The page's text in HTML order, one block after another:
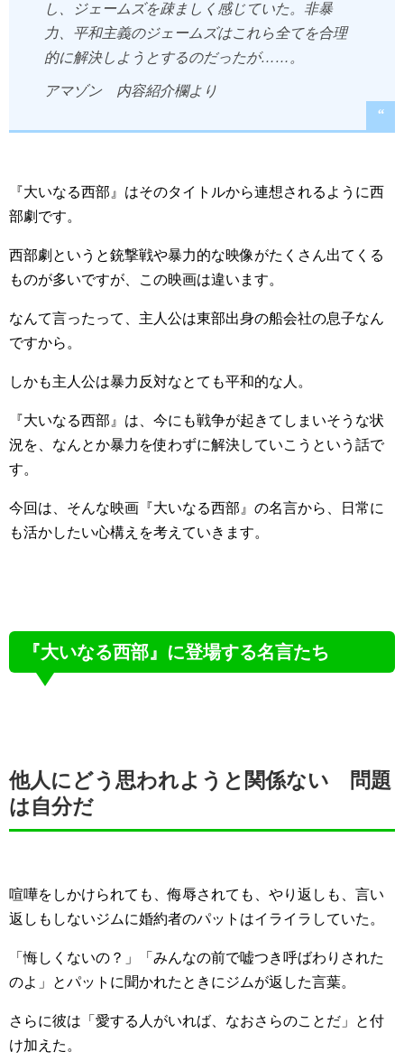
し、ジェームズを疎ましく感じていた。非暴
力、平和主義のジェームズはこれら全てを合理
的に解決しようとするのだったが……。
アマゾン 内容紹介欄より
『大いなる西部』はそのタイトルから連想されるように西
部劇です。
西部劇というと銃撃戦や暴力的な映像がたくさん出てくる
ものが多いですが、この映画は違います。
なんて言ったって、主人公は東部出身の船会社の息子なん
ですから。
しかも主人公は暴力反対なとても平和的な人。
『大いなる西部』は、今にも戦争が起きてしまいそうな状
況を、なんとか暴力を使わずに解決していこうという話で
す。
今回は、そんな映画『大いなる西部』の名言から、日常に
も活かしたい心構えを考えていきます。
『大いなる西部』に登場する名言たち
他人にどう思われようと関係ない 問題
は自分だ
喧嘩をしかけられても、侮辱されても、やり返しも、言い
返しもしないジムに婚約者のパットはイライラしていた。
「悔しくないの？」「みんなの前で嘘つき呼ばわりされた
のよ」とパットに聞かれたときにジムが返した言葉。
さらに彼は「愛する人がいれば、なおさらのことだ」と付
け加えた。